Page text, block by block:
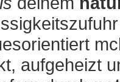
aufgeheizt